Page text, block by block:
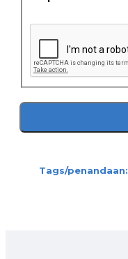
Tags/penandaan: